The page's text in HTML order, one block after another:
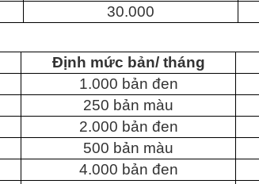
30.000
Định mức bản/ tháng
1.000 bản đen
250 bản màu
2.000 bản đen
500 bản màu
4.000 bản đen